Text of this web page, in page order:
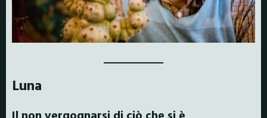
Luna
Il non vergognarsi di ciò che si è